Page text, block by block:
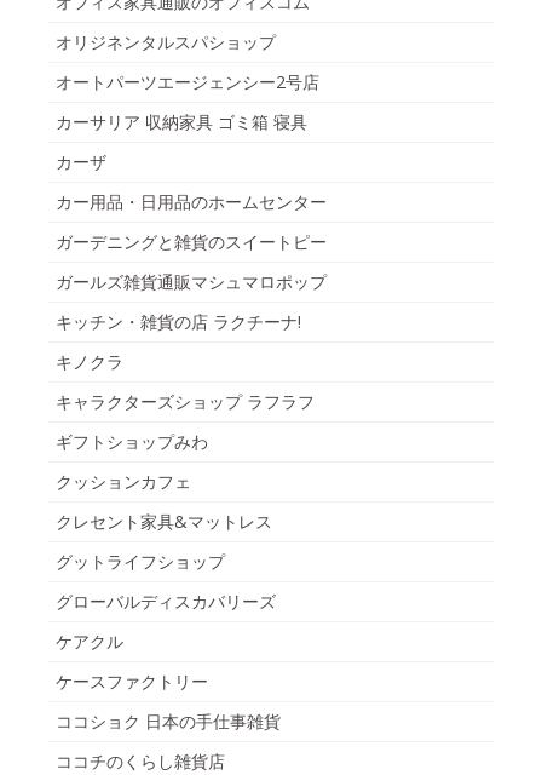
オリジネンタルスパショップ
オートパーツエージェンシー2号店
カーサリア 収納家具 ゴミ箱 寝具
カーザ
カー用品・日用品のホームセンター
ガーデニングと雑貨のスイートピー
ガールズ雑貨通販マシュマロポップ
キッチン・雑貨の店 ラクチーナ!
キノクラ
キャラクターズショップ ラフラフ
ギフトショップみわ
クッションカフェ
クレセント家具&マットレス
グットライフショップ
グローバルディスカバリーズ
ケアクル
ケースファクトリー
ココショク 日本の手仕事雑貨
ココチのくらし雑貨店